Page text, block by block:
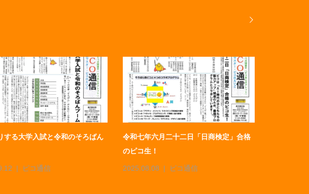
する大学入試と令和のそろばん
ピコ通信
令和七年六月二十二日「日商検定」合格
のピコ生！
2025.08.08 ピコ通信